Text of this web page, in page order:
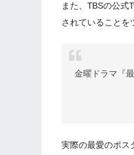
また、TBSの公式
されていることを
金曜ドラマ『
実際の最愛のポス